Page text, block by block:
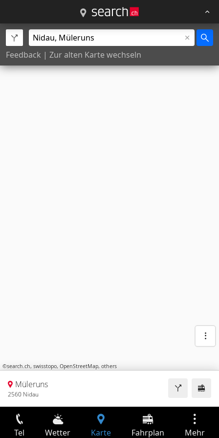
Feedback | Zur alten Karte wechseln
©search.ch, swisstopo, OpenStreetMap, others
Müleruns
2560 Nidau
Tel Wetter Karte Fahrplan Mehr